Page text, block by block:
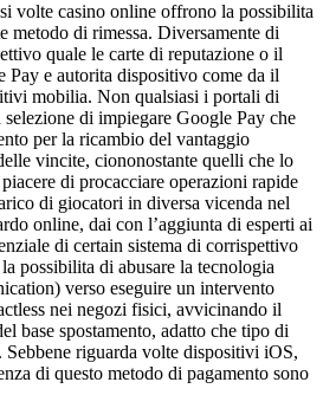
volte casino online offrono la possibilita
metodo di rimessa. Diversamente di
quale le carte di reputazione o il
Pay e autorita dispositivo come da il
mobilia. Non qualsiasi i portali di
di impiegare Google Pay che
per la ricambio del vantaggio
vincite, ciononostante quelli che lo
di procacciare operazioni rapide
di giocatori in diversa vicenda nel
online, dai con l’aggiunta di esperti ai
di certain sistema di corrispettivo
possibilita di abusare la tecnologia
verso eseguire un intervento
nei negozi fisici, avvicinando il
base spostamento, adatto che tipo di
riguarda volte dispositivi iOS,
di questo metodo di pagamento sono